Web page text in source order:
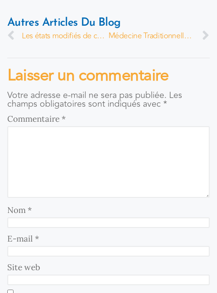
Autres Articles Du Blog
Les états modifiés de conscience sont-ils extraordinaires ?
Médecine Traditionnelle Chinoise : les secrets du Qi
Laisser un commentaire
Votre adresse e-mail ne sera pas publiée. Les
champs obligatoires sont indiqués avec *
Commentaire*
Nom*
E-mail *
Site web